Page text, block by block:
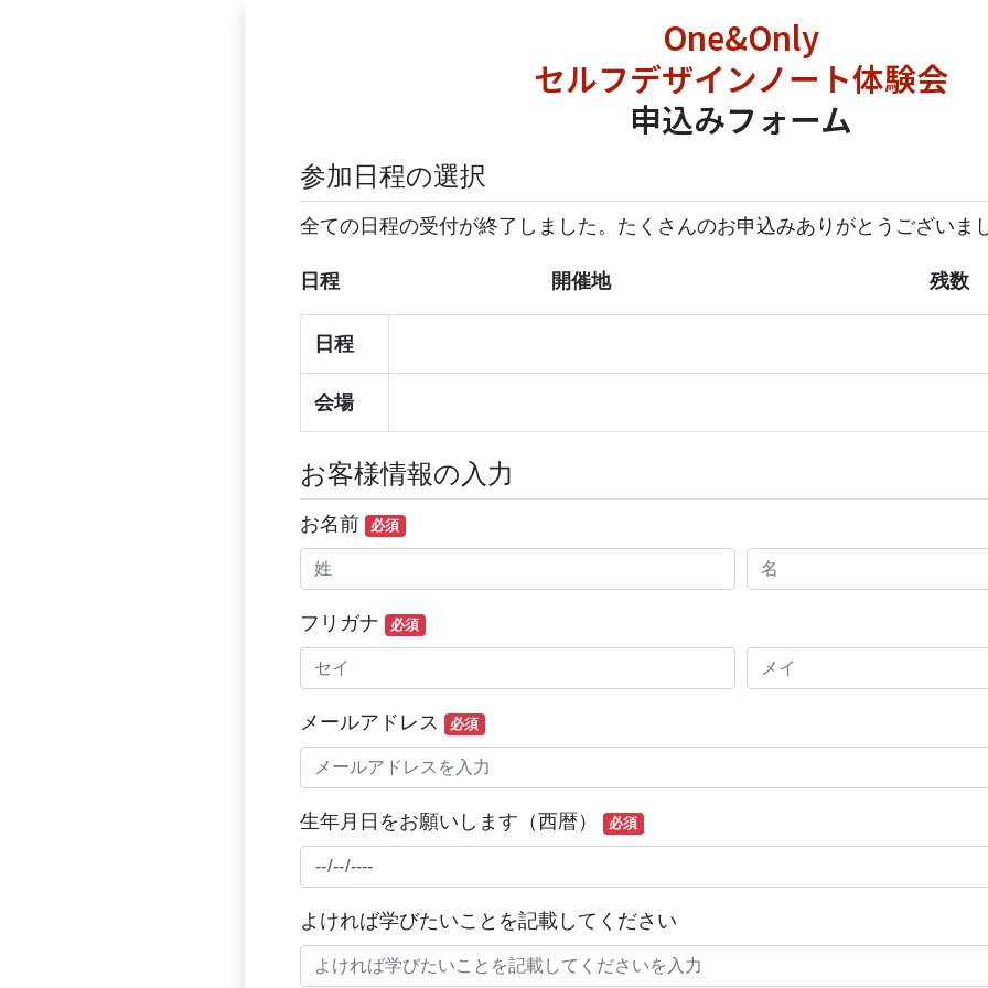
One&Only
セルフデザインノート体験会
申込みフォーム
参加日程の選択
全ての日程の受付が終了しました。たくさんのお申込みありがとうございま
日程 開催地 残数
日程
会場
お客様情報の入力
お名前 必須
フリガナ 必須
メールアドレス 必須
生年月日をお願いします（西暦） 必須
よければ学びたいことを記載してください